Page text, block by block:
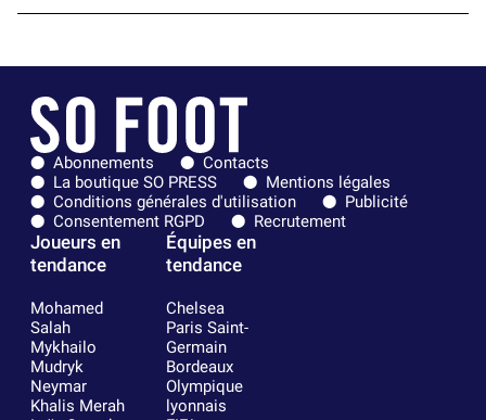
Abonnements
Contacts
La boutique SO PRESS
Mentions légales
Conditions générales d'utilisation
Publicité
Consentement RGPD
Recrutement
Joueurs en
tendance
Mohamed
Salah
Mykhailo
Mudryk
Neymar
Khalis Merah
Équipes en
tendance
Chelsea
Paris Saint-
Germain
Bordeaux
Olympique
lyonnais